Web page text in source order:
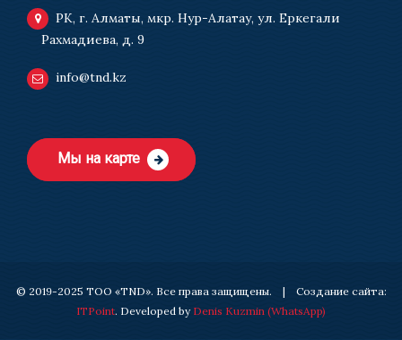
РК, г. Алматы, мкр. Нур-Алатау, ул. Еркегали
Рахмадиева, д. 9
info@tnd.kz
Мы на карте
© 2019-2025 ТОО «TND». Все права защищены. | Создание сайта:
ITPoint. Developed by Denis Kuzmin (WhatsApp)